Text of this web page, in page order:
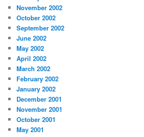
November 2002
October 2002
September 2002
June 2002
May 2002
April 2002
March 2002
February 2002
January 2002
December 2001
November 2001
October 2001
May 2001